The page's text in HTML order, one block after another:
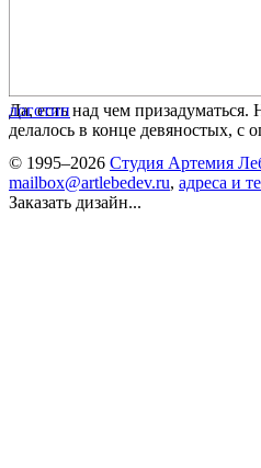
Да, есть над чем
делалось в конце девяностых, с
логотип
© 1995–2026 Студия Артемия
mailbox@artlebedev.ru, адреса и
Заказать дизайн...